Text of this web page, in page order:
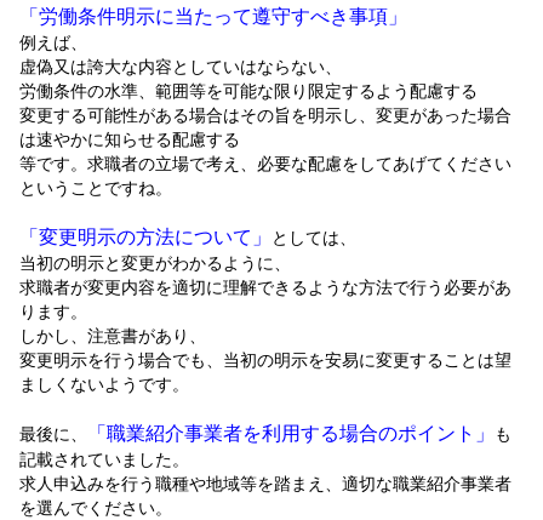
「労働条件明示に当たって遵守すべき事項」
例えば、
虚偽又は誇大な内容としていはならない、
労働条件の水準、範囲等を可能な限り限定するよう配慮する
変更する可能性がある場合はその旨を明示し、変更があった場合
は速やかに知らせる配慮する
等です。求職者の立場で考え、必要な配慮をしてあげてください
ということですね。
「変更明示の方法について」
としては、
当初の明示と変更がわかるように、
求職者が変更内容を適切に理解できるような方法で行う必要があ
ります。
しかし、注意書があり、
変更明示を行う場合でも、当初の明示を安易に変更することは望
ましくないようです。
最後に、 「職業紹介事業者を利用する場合のポイント」
も
記載されていました。
求人申込みを行う職種や地域等を踏まえ、適切な職業紹介事業者
を選んでください。